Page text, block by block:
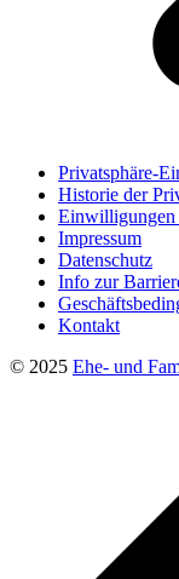
Privatsphäre-
Historie der
Einwilligungen
Impressum
Datenschutz
Info zur
Kontakt
© 2025 Ehe- und